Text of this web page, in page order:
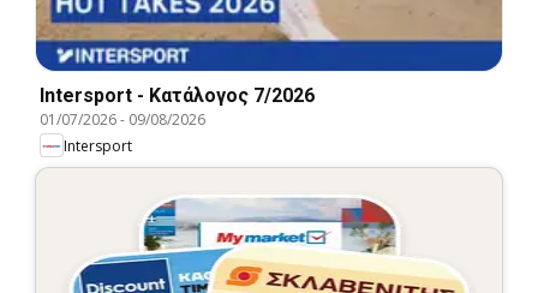
Intersport - Kατάλογος 7/2026
01/07/2026- 09/08/2026
Intersport